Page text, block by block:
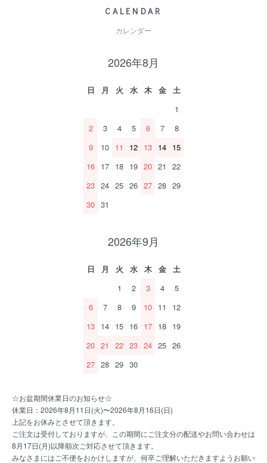
CALENDAR
カレンダー
2026年8月
日 月 火 水 木 金
土
1
2
3 4 5 6 7
8
9
10 11 12 13 14 15
16 17 18 19 20 21
22
23 24 25 26 27 28 29
30 31
2026年9月
日 月 火 水 木 金
土
1
2 3 4
5
6
7 8 9 10 11
12
13 14 15 16 17 18 19
20 21 22 23 24 25 26
27 28 29 30
☆お盆期間休業日のお知らせ☆
休業日：2026年8月11日(火)〜2026年8月16日(日)
上記をお休みとさせて頂きます。
ご注文は受付しておりますが、この期間にご注文分の配送やお問い合わせは
8月17日(月)以降順次ご対応させて頂きます。
みなさまにはご不便をおかけしますが、何卒ご理解いただきますようお願い